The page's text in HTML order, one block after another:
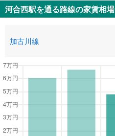
河合西駅を通る路線の家賃相場
加古川線